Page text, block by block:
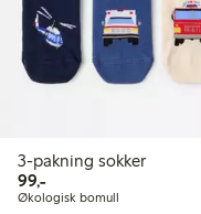
3-pakning sokker
99,-99,00 kr
Økologisk bomull